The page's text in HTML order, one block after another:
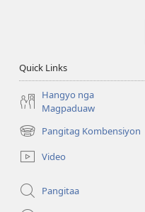
Quick Links
Hangyo nga
Magpaduaw
Pangitag Kombensiyon
(mo-
open
ug
ong
Video
Pangitaa